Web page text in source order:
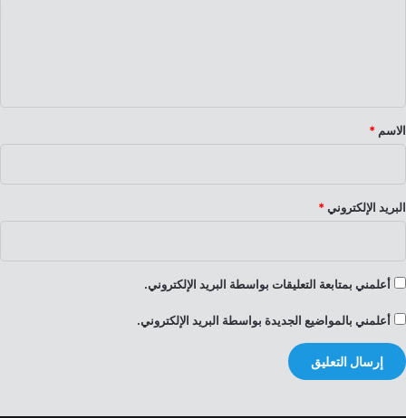
*
الاسم *
البريد الإلكتروني *
أعلمني بمتابعة التعليقات بواسطة البريد الإلكتروني.
أعلمني بالمواضيع الجديدة بواسطة البريد الإلكتروني.